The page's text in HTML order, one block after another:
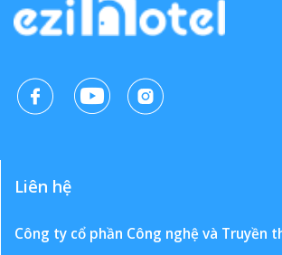
Liên hệ
Công ty cổ phần Công nghệ và Truyền